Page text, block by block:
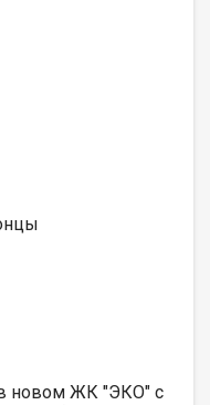
в новом ЖК "ЭКО" с